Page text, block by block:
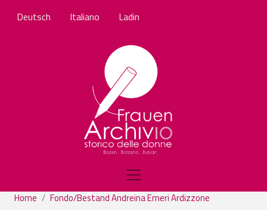
Deutsch Italiano Ladin
Home Fondo/Bestand Andreina Emeri Ardizzone